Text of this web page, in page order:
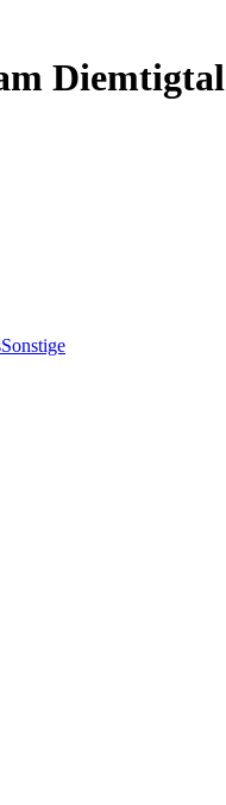
Diemtigtal
Sonstige